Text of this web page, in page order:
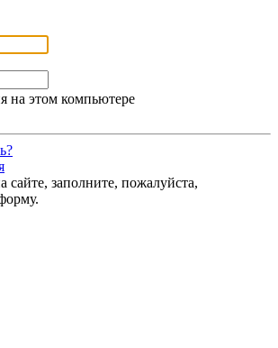
на этом компьютере
заполните, пожалуйста,